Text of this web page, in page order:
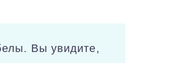
Вы увидите,